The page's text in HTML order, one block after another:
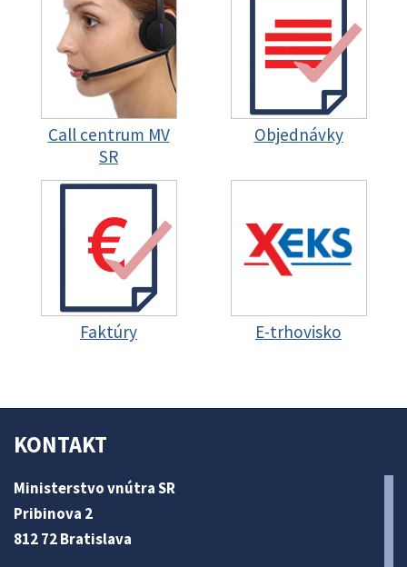
Call centrum MV
SR
Objednávky
Faktúry E-trhovisko
KONTAKT
Ministerstvo vnútra SR
Pribinova 2
812 72 Bratislava